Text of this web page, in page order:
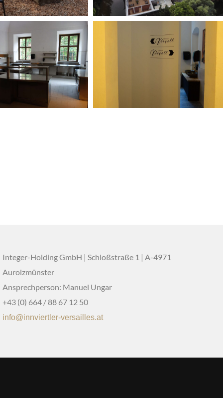
Integer-Holding GmbH | Schloßstraße 1 | A-4971
Aurolzmünster
Ansprechperson: Manuel Ungar
+43 (0) 664 / 88 67 12 50
info@innviertler-versailles.at